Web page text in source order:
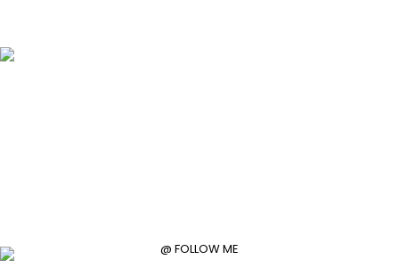
@ FOLLOW ME